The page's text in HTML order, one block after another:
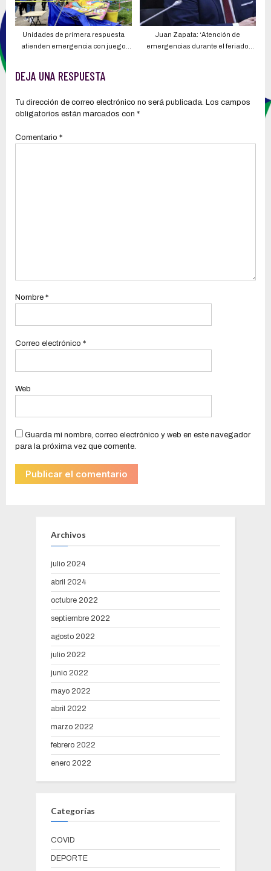
Unidades de primera respuesta
atienden emergencia con juego
Juan Zapata: ‘Atención de
emergencias durante el feriado
DEJA UNA RESPUESTA
Tu dirección de correo electrónico no será publicada. Los campos
obligatorios están marcados con *
Comentario *
Nombre *
Correo electrónico *
Web
Guarda mi nombre, correo electrónico y web en este navegador
para la próxima vez que comente.
Archivos
julio 2024
abril 2024
octubre 2022
septiembre 2022
agosto 2022
julio 2022
junio 2022
mayo 2022
abril 2022
marzo 2022
febrero 2022
enero 2022
Categorías
COVID
DEPORTE